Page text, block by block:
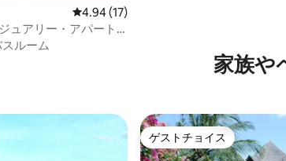
レビュー17件、5つ星中4.94つ星の平均
4.94 (17)
ュアリー・アパート
ルーム
家族や
ゲストチョイス
ゲストチョイス